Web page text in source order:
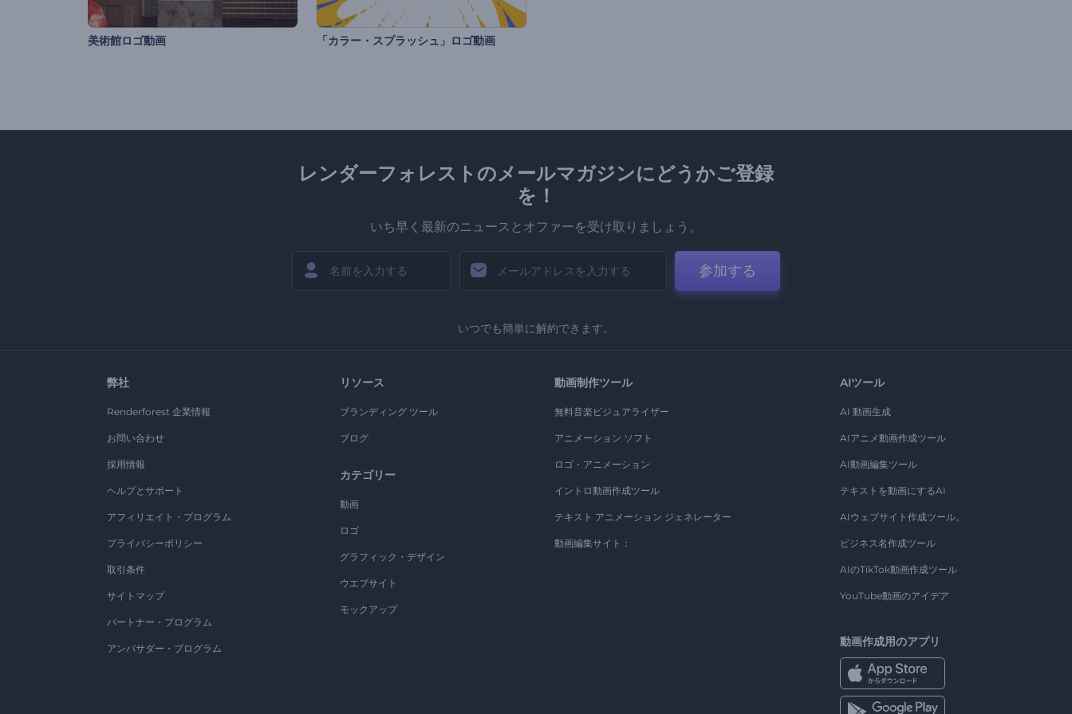
美術館ロゴ動画 「カラー・スプラッシュ」ロゴ動画
レンダーフォレストのメールマガジンにどうかご登録
を！
いち早く最新のニュースとオファーを受け取りましょう。
参加する
いつでも簡単に解約できます。
弊社
Renderforest 企業情報
お問い合わせ
採用情報
ヘルプとサポート
アフィリエイト・プログラム
プライバシーポリシー
取引条件
サイトマップ
パートナー・プログラム
アンバサダー・プログラム
リソース
ブランディング ツール
ブログ
カテゴリー
動画
ロゴ
グラフィック・デザイン
ウエブサイト
モックアップ
動画制作ツール
無料音楽ビジュアライザー
アニメーション ソフト
ロゴ・アニメーション
イントロ動画作成ツール
テキスト アニメーション ジェネレーター
動画編集サイト：
AIツール
AI 動画生成
AIアニメ動画作成ツール
AI動画編集ツール
テキストを動画にするAI
AIウェブサイト作成ツール。
ビジネス名作成ツール
AIのTikTok動画作成ツール
YouTube動画のアイデア
動画作成用のアプリ